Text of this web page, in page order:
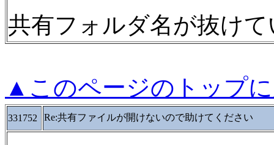
共有フォルダ名が抜け
▲このページのトップ
331752 Re:共有ファイルが開けないので助けてください